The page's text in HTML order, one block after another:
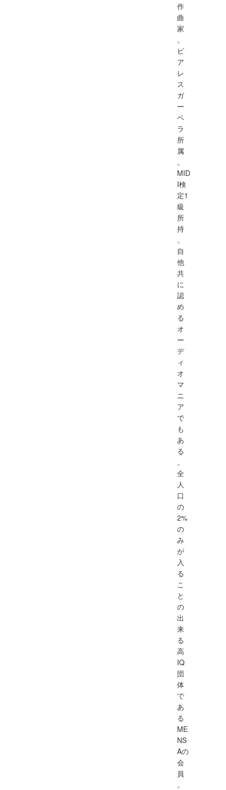
作
曲
家
。
ピ
ア
レ
ス
ガ
ー
ベ
ラ
所
属
。
MID
I検
定1
級
所
持
。
自
他
共
に
認
め
る
オ
ー
デ
ィ
オ
マ
ニ
ア
で
も
あ
る
。
全
人
口
の
2%
の
み
が
入
る
こ
と
の
出
来
る
高
IQ
団
体
で
あ
る
ME
NS
Aの
会
員
。